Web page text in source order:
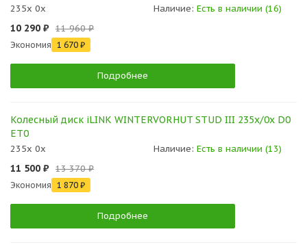
235x 0x Наличие: Есть в наличии (16)
10 290 ₽ 11 960 ₽
Экономия 1 670 ₽
Подробнее
Колесный диск iLINK WINTERVORHUT STUD III 235x/0x D0
ET0
235x 0x Наличие: Есть в наличии (13)
11 500 ₽ 13 370 ₽
Экономия 1 870 ₽
Подробнее